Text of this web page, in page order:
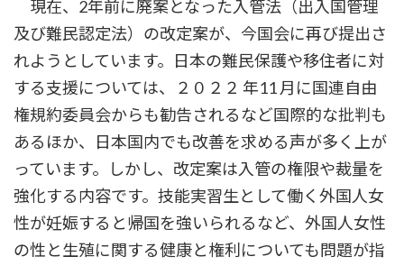
現在、2年前に廃案となった入管法（出入国管理
及び難民認定法）の改定案が、今国会に再び提出さ
れようとしています。日本の難民保護や移住者に対
する支援については、２０２２ 年11 月に国連自由
権規約委員会からも勧告されるなど国際的な批判も
あるほか、日本国内でも改善を求める声が多く上が
っています。しかし、改定案は入管の権限や裁量を
強化する内容です。技能実習生として働く外国人女
性が妊娠すると帰国を強いられるなど、外国人女性
の性と生殖に関する健康と権利についても問題が指